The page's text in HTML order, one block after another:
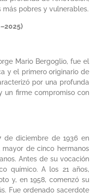
pobres y vulnerables.
Mario Bergoglio, fue el
y el primero originario de
por una profunda
un firme compromiso con
de diciembre de 1936 en
mayor de cinco hermanos
Antes de su vocación
químico. A los 21 años,
y, en 1958, comenzó su
Fue ordenado sacerdote